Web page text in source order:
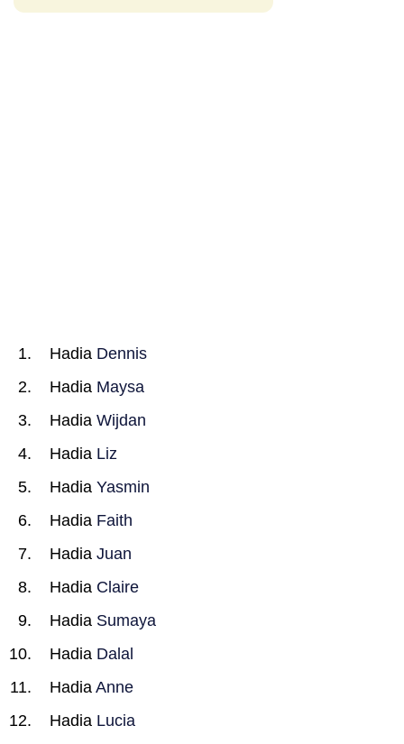
Hadia Dennis
Hadia Maysa
Hadia Wijdan
Hadia Liz
Hadia Yasmin
Hadia Faith
Hadia Juan
Hadia Claire
Hadia Sumaya
Hadia Dalal
Hadia Anne
Hadia Lucia